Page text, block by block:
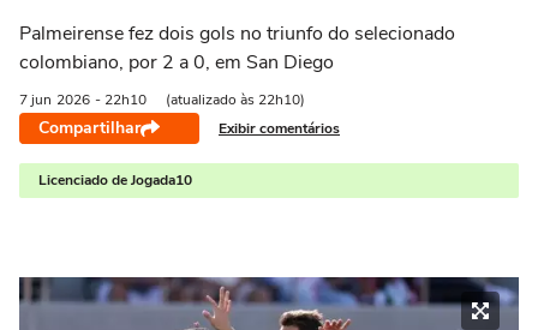
Palmeirense fez dois gols no triunfo do selecionado
colombiano, por 2 a 0, em San Diego
7 jun 2026 - 22h10 (atualizado às 22h10)
Compartilhar Exibir comentários
Licenciado de Jogada10